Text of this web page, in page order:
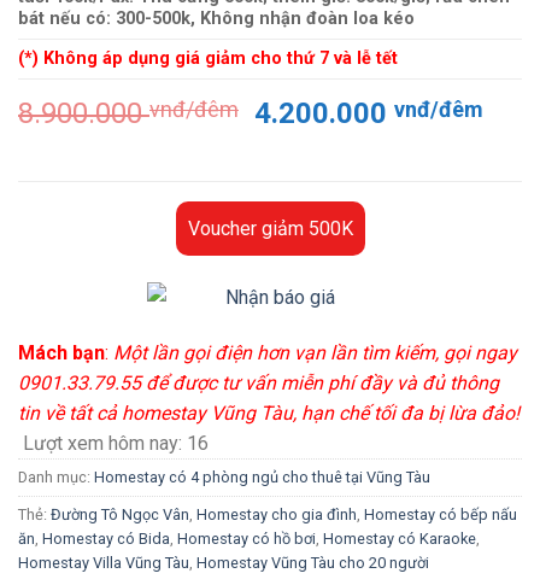
bát nếu có: 300-500k, Không nhận đoàn loa kéo
(*) Không áp dụng giá giảm cho thứ 7 và lễ tết
8.900.000vnđ/đêm
Giá
8.900.000 vnđ/
đêm.
4.200.000vnđ/đêm
Voucher giảm 500K
Mách bạn: Một lần gọi điện hơn vạn lần tìm kiếm, gọi ngay
0901.33.79.55 để được tư vấn miễn phí đầy và đủ thông
tin về tất cả homestay Vũng Tàu, hạn chế tối đa bị lừa đảo!
Lượt xem hôm nay: 16
Danh mục: Homestay có 4 phòng ngủ cho thuê tại Vũng Tàu
Thẻ: Đường Tô Ngọc Vân Homestay cho gia đình Homestay có bếp nấu
ăn Homestay có Bida Homestay có hồ bơi Homestay có Karaoke
Homestay Villa Vũng Tàu Homestay Vũng Tàu cho 20 người